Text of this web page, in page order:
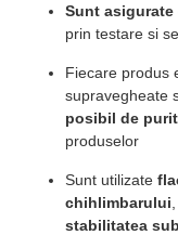
Sunt asigurate
prin testare si
Fiecare produs
supravegheate
posibil de
produselor
Sunt utilizate
chihlimbarului
stabilitatea